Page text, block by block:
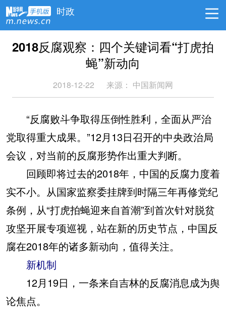
时政
2018反腐观察：四个关键词看“打虎拍
蝇”新动向
2018-12-22 来源： 中国新闻网
“反腐败斗争取得压倒性胜利，全面从严治
党取得重大成果。”12月13日召开的中央政治局
会议，对当前的反腐形势作出重大判断。
回顾即将过去的2018年，中国的反腐力度着
实不小。从国家监察委挂牌到时隔三年再修党纪
条例，从“打虎拍蝇迎来自首潮”到首次针对脱贫
攻坚开展专项巡视，站在新的历史节点，中国反
腐在2018年的诸多新动向，值得关注。
新机制
12月19日，一条来自吉林的反腐消息成为舆
论焦点。